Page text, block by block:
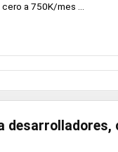
a 750K/mes ...
desarrolladores,